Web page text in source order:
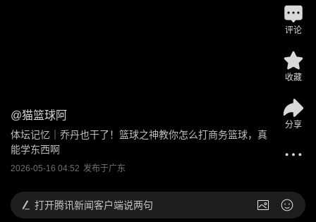
@猫篮球阿
体坛记忆｜乔丹也干了！篮球之神教你怎么打商务篮球，真
能学东西啊
2026-05-16 04:52 发布于广东
评论
收藏
分享
打开腾讯新闻客户端说两句